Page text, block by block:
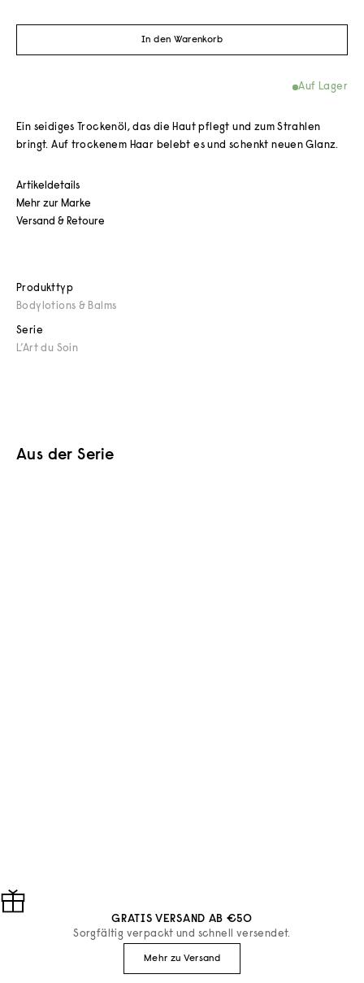
Produkttyp
Bodylotions & Balms
Serie
L’Art du Soin
In den Warenkorb
Auf Lager
Ein seidiges Trockenöl, das die Haut pflegt und zum Strahlen
bringt. Auf trockenem Haar belebt es und schenkt neuen Glanz.
Artikeldetails
Mehr zur Marke
Versand & Retoure
Aus der Serie
GRATIS VERSAND AB €50
Sorgfältig verpackt und schnell versendet.
Mehr zu Versand